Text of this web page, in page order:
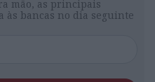
mão, as principais
às bancas no dia seguinte